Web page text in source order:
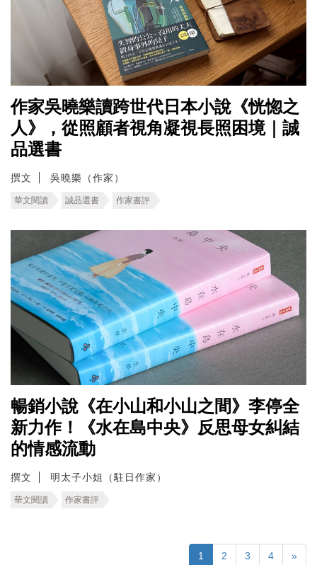
作家吳曉樂讀跨世代日本小說《恍惚之
人》，從照顧者視角凝視長照困境｜誠
品選書
撰文 吳曉樂（作家）
華文閱讀 誠品選書 作家書評
暢銷小說《在小山和小山之間》李停全
新力作！《水在島中央》反思母女糾結
的情感流動
撰文 明太子小姐（駐日作家）
華文閱讀 作家書評
1 2 3 4 »